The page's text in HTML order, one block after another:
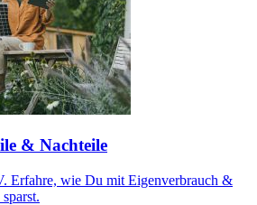
& Nachteile
Erfahre, wie Du mit Eigenverbrauch &